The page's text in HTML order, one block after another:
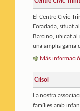
Centre Cívic
El Centre Cívic
Foradada, situat
Barcino, ubicat al
una amplia gama
Más
Crisol
La nostra
famílies amb